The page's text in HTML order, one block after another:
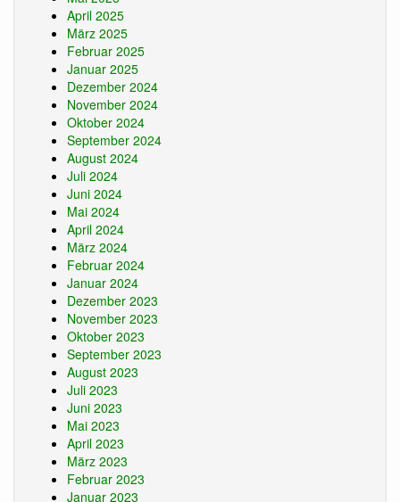
April 2025
März 2025
Februar 2025
Januar 2025
Dezember 2024
November 2024
Oktober 2024
September 2024
August 2024
Juli 2024
Juni 2024
Mai 2024
April 2024
März 2024
Februar 2024
Januar 2024
Dezember 2023
November 2023
Oktober 2023
September 2023
August 2023
Juli 2023
Juni 2023
Mai 2023
April 2023
März 2023
Februar 2023
Januar 2023